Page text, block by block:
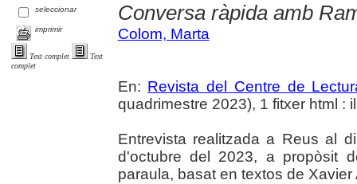
seleccionar
imprimir
Text complet
Text
complet
Conversa ràpida amb
Colom, Marta
En: Revista del Centre de
quadrimestre 2023), 1 fitxer html :
Entrevista realitzada a Reus al
d'octubre del 2023, a propòsit
paraula, basat en textos de Xavier